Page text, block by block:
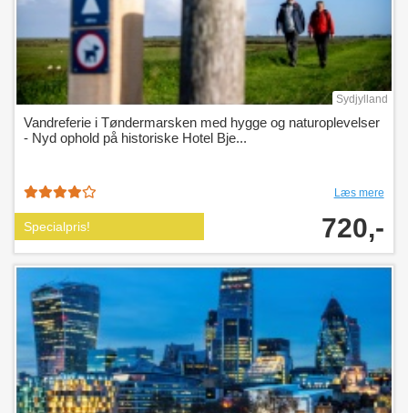
Sydjylland
Vandreferie i Tøndermarsken med hygge og naturoplevelser
- Nyd ophold på historiske Hotel Bje...
Læs mere
Specialpris! 720,-